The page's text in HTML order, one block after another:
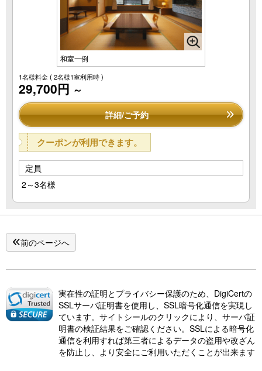
和室一例
1名様料金( 2名様1室利用時 )
29,700円 ～
詳細/ご予約
クーポンが利用できます。
定員
2～3名様
前のページへ
実在性の証明とプライバシー保護のため、DigiCertの
SSLサーバ証明書を使用し、SSL暗号化通信を実現し
ています。サイトシールのクリックにより、サーバ証
明書の検証結果をご確認ください。SSLによる暗号化
通信を利用すれば第三者によるデータの盗用や改ざん
を防止し、より安全にご利用いただくことが出来ます